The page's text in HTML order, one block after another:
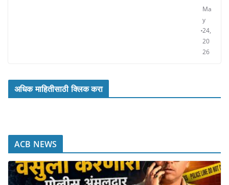
Ma
y
24,
20
26
अधिक माहितीसाठी क्लिक करा
ACB NEWS